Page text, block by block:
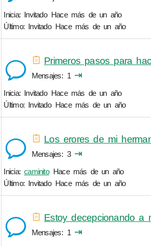
Inicia: Invitado Hace más de un año
Último: Invitado Hace más de un año
Primeros pasos para
Mensajes 1 ⇥
Inicia: Invitado Hace más de un año
Último: Invitado Hace más de un año
Los erores de mi
Mensajes 3 ⇥
Inicia:caminito Hace más de un año
Último: Invitado Hace más de un año
Estoy decepcionando a
Mensajes 1 ⇥